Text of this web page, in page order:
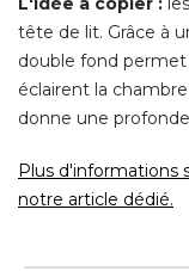
tête de lit. Grâce à
double fond permet
éclairent la
donne une
Plus d'informations
notre article dédié.